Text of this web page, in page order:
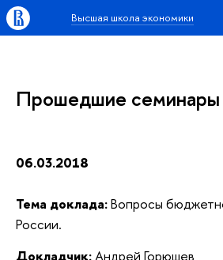
Высшая школа экономики
Прошедшие семинары
06.03.2018
Тема доклада:Вопросы
России.
Докладчик:Андрей Горюшев